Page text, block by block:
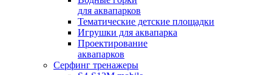
для аквапарков
Тематические детские площадки
Игрушки для аквапарка
Проектирование
аквапарков
Серфинг тренажеры